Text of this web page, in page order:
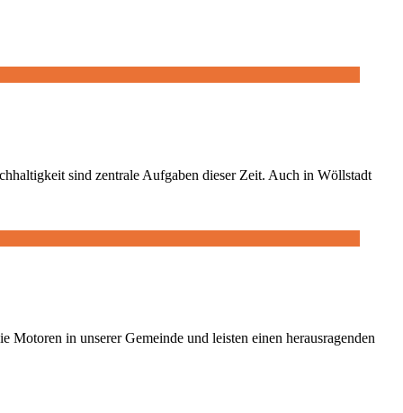
sind zentrale Aufgaben dieser Zeit. Auch in Wöllstadt
in unserer Gemeinde und leisten einen herausragenden